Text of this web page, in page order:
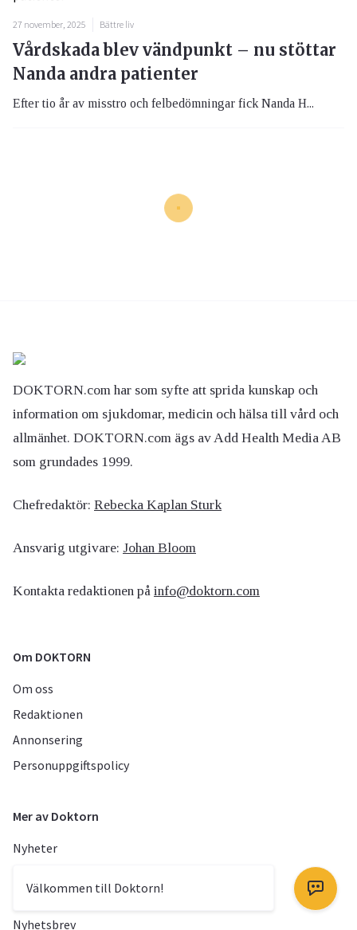
27 november, 2025 Bättre liv
Vårdskada blev vändpunkt – nu stöttar
Nanda andra patienter
Efter tio år av misstro och felbedömningar fick Nanda H...
Välkommen till Doktorn!
DOKTORN.com har som syfte att sprida kunskap och
information om sjukdomar, medicin och hälsa till vård och
allmänhet. DOKTORN.com ägs av Add Health Media AB
som grundades 1999.
Chefredaktör: Rebecka Kaplan Sturk
Ansvarig utgivare: Johan Bloom
Kontakta redaktionen på info@doktorn.com
Om DOKTORN
Om oss
Redaktionen
Annonsering
Personuppgiftspolicy
Mer av Doktorn
Nyheter
Nyhetsbrev